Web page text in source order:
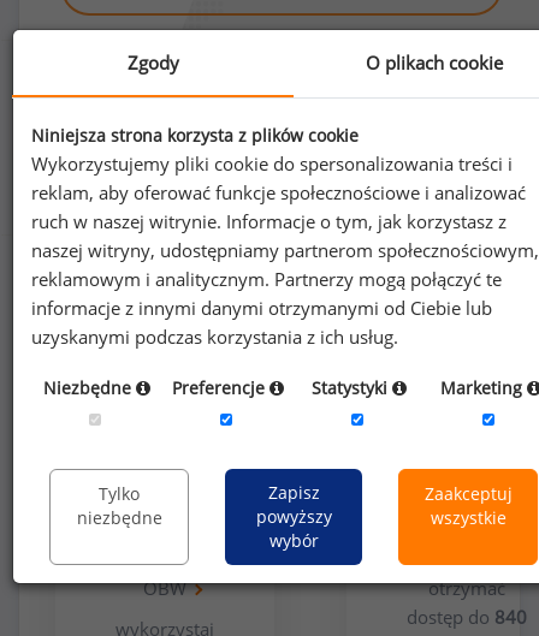
Jak uzyskać dostęp do raportu?
wypełnij
ankietę
OBW
wykorzystaj
premium
Chcesz
otrzymać
dostęp do 840
Zgody O plikach cookie
Niniejsza strona korzysta z plików cookie
Wykorzystujemy pliki cookie do spersonalizowania treści i
reklam, aby oferować funkcje społecznościowe i analizować
ruch w naszej witrynie. Informacje o tym, jak korzystasz z
naszej witryny, udostępniamy partnerom społecznościowym,
reklamowym i analitycznym. Partnerzy mogą połączyć te
informacje z innymi danymi otrzymanymi od Ciebie lub
uzyskanymi podczas korzystania z ich usług.
Niezbędne Preferencje Statystyki Marketing
Tylko
niezbędne
Zapisz
powyższy
wybór
Zaakceptuj
wszystkie